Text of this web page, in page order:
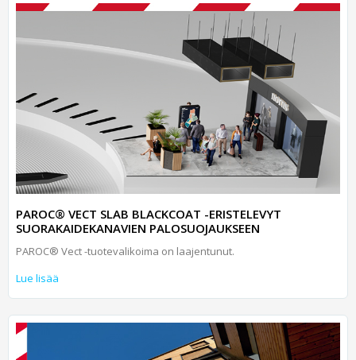
PAROC® VECT SLAB BLACKCOAT -ERISTELEVYT
SUORAKAIDEKANAVIEN PALOSUOJAUKSEEN
PAROC® Vect -tuotevalikoima on laajentunut.
Lue lisää